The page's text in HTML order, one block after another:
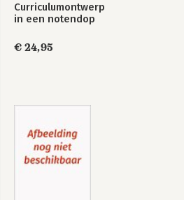
Curriculumontwerp
in een notendop
€ 24,95